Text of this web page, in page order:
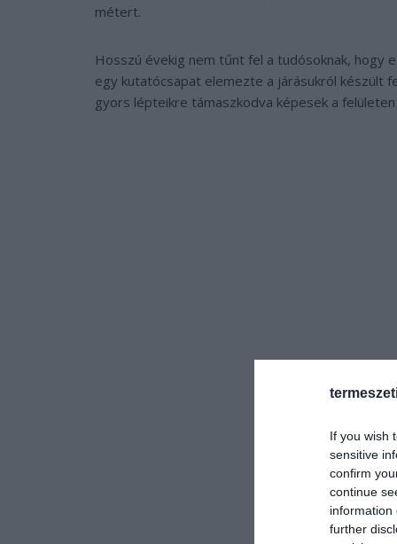
If you wish
sensitive
confirm
continue
information
further
métert.
Hosszú évekig nem tűnt fel a tudósoknak, hogy
egy kutatócsapat elemezte a járásukról készült
gyors lépteikre támaszkodva képesek a felületen